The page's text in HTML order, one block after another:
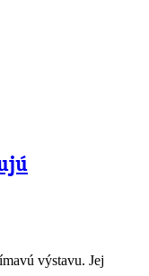
výstavu. Jej